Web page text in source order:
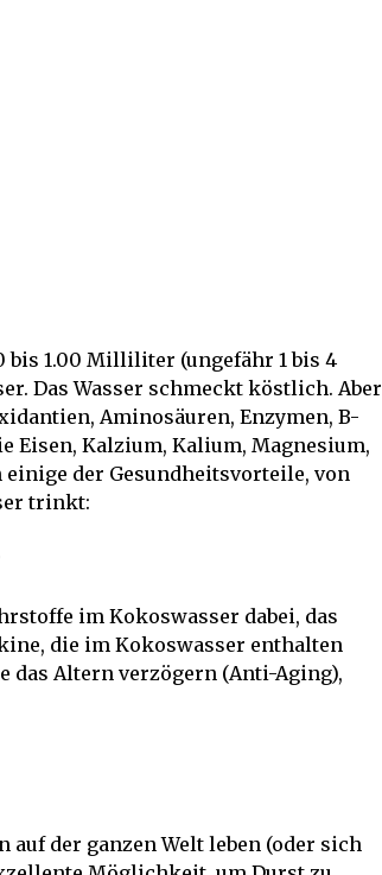
1.00 Milliliter (ungefähr 1 bis 4
Das Wasser schmeckt köstlich. Aber
Aminosäuren, Enzymen, B-
Eisen, Kalzium, Kalium, Magnesium,
der Gesundheitsvorteile, von
trinkt:
im Kokoswasser dabei, das
die im Kokoswasser enthalten
das Altern verzögern (Anti-Aging),
der ganzen Welt leben (oder sich